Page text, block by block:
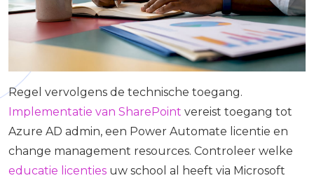
Regel vervolgens de technische toegang.
Implementatie van SharePoint vereist toegang tot
Azure AD admin, een Power Automate licentie en
change management resources. Controleer welke
educatie licenties uw school al heeft via Microsoft